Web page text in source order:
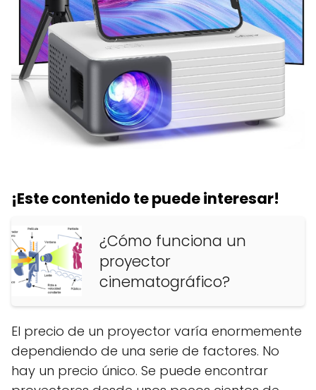
¡Este contenido te puede interesar!
¿Cómo funciona un
proyector
cinematográfico?
El precio de un proyector varía enormemente
dependiendo de una serie de factores. No
hay un precio único. Se puede encontrar